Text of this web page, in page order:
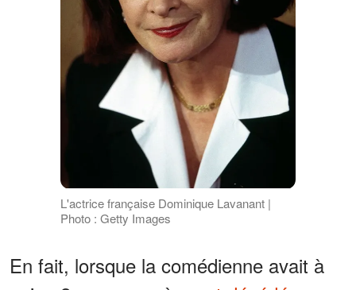
L'actrice française Dominique Lavanant |
Photo : Getty Images
En fait, lorsque la comédienne avait à